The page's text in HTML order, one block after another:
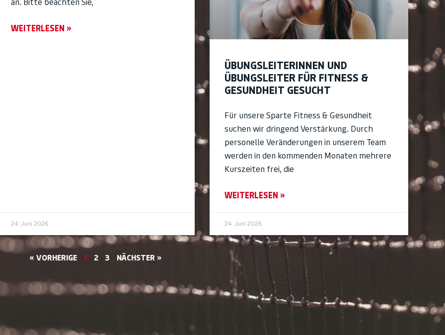
an. Bitte beachten Sie,
WEITERLESEN »
24. Juni 2026
ÜBUNGSLEITERINNEN UND
ÜBUNGSLEITER FÜR FITNESS &
GESUNDHEIT GESUCHT
Für unsere Sparte Fitness & Gesundheit
suchen wir dringend Verstärkung. Durch
personelle Veränderungen in unserem Team
werden in den kommenden Monaten mehrere
Kurszeiten frei, die
WEITERLESEN »
24. Juni 2026
« VORHERIGE 1 2 3 NÄCHSTER »